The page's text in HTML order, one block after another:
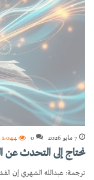
7 مايو 2026 0 1٬044
نحتاج إلى التحدث عن
ترجمة: عبدالله الشهري إن